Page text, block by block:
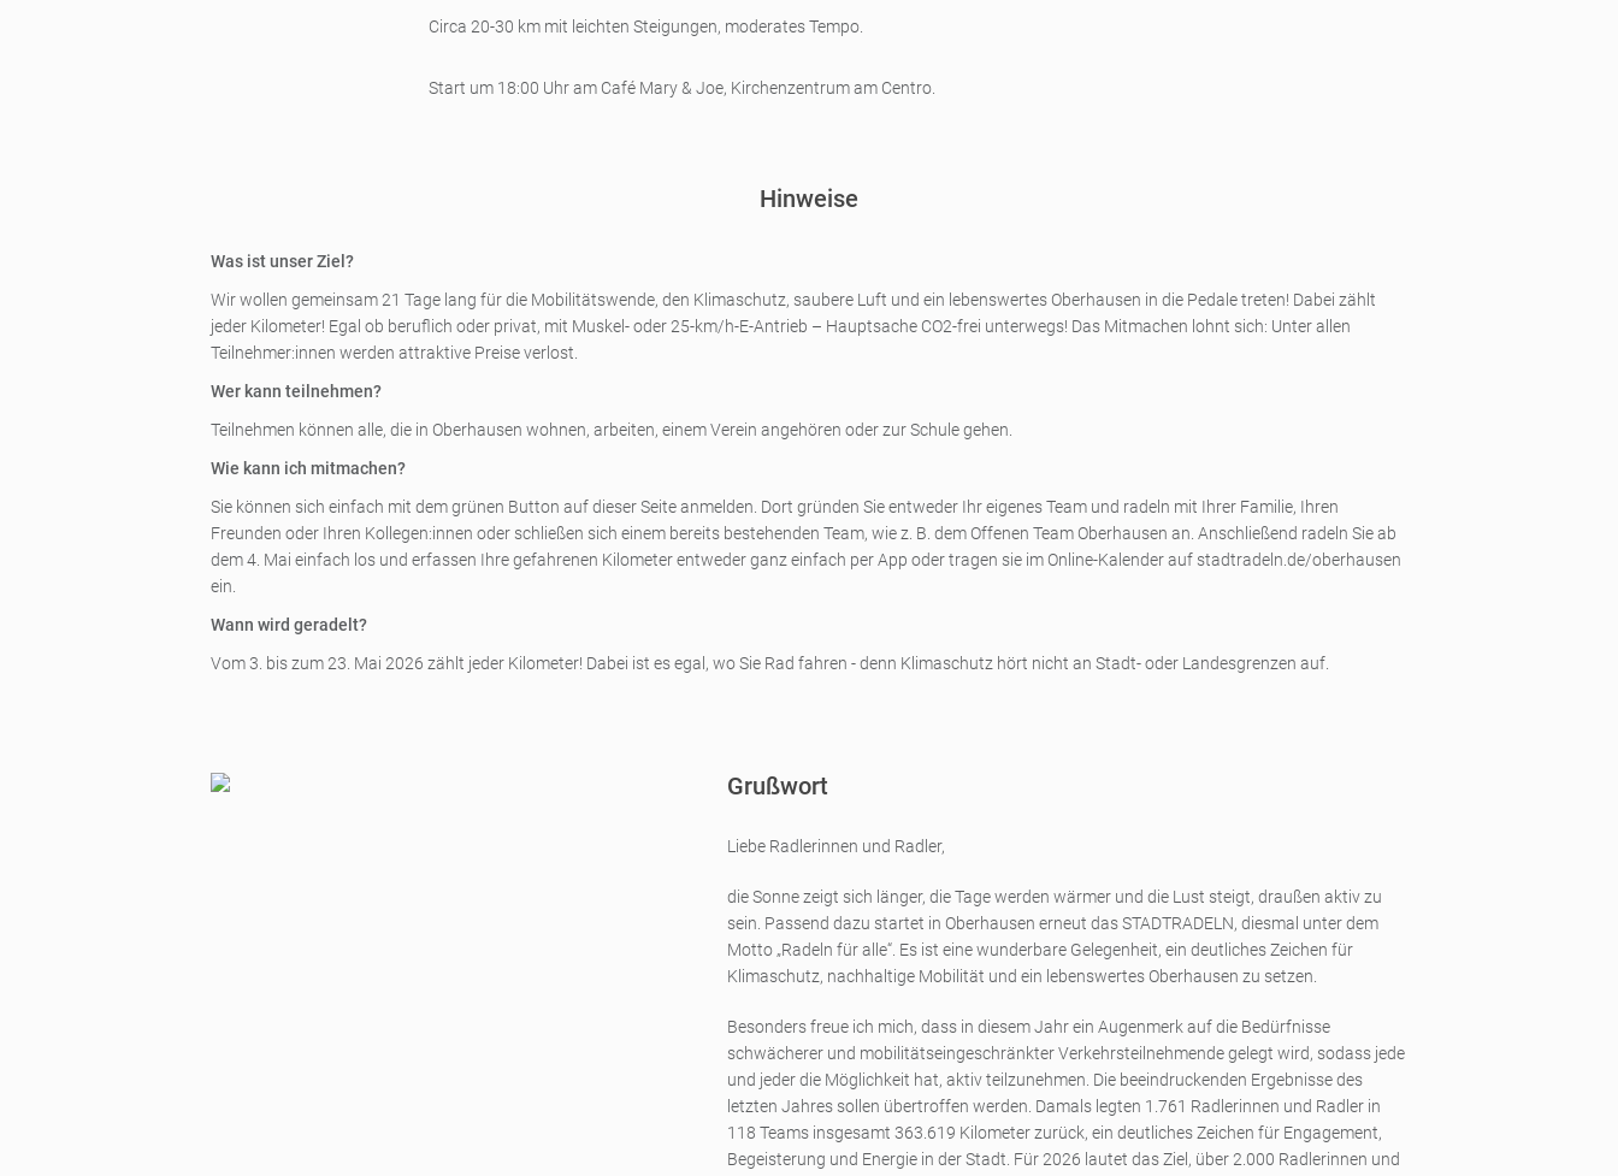
Circa 20-30 km mit leichten Steigungen, moderates Tempo.
Start um 18:00 Uhr am Café Mary & Joe, Kirchenzentrum am Centro.
Hinweise
Was ist unser Ziel?
Wir wollen gemeinsam 21 Tage lang für die Mobilitätswende, den Klimaschutz, saubere Luft und ein lebenswertes Oberhausen in die Pedale treten! Dabei zählt
jeder Kilometer! Egal ob beruflich oder privat, mit Muskel- oder 25-km/h-E-Antrieb – Hauptsache CO2-frei unterwegs! Das Mitmachen lohnt sich: Unter allen
Teilnehmer:innen werden attraktive Preise verlost.
Wer kann teilnehmen?
Teilnehmen können alle, die in Oberhausen wohnen, arbeiten, einem Verein angehören oder zur Schule gehen.
Wie kann ich mitmachen?
Sie können sich einfach mit dem grünen Button auf dieser Seite anmelden. Dort gründen Sie entweder Ihr eigenes Team und radeln mit Ihrer Familie, Ihren
Freunden oder Ihren Kollegen:innen oder schließen sich einem bereits bestehenden Team, wie z. B. dem Offenen Team Oberhausen an. Anschließend radeln Sie ab
dem 4. Mai einfach los und erfassen Ihre gefahrenen Kilometer entweder ganz einfach per App oder tragen sie im Online-Kalender auf stadtradeln.de/oberhausen
ein.
Wann wird geradelt?
Vom 3. bis zum 23. Mai 2026 zählt jeder Kilometer! Dabei ist es egal, wo Sie Rad fahren - denn Klimaschutz hört nicht an Stadt- oder Landesgrenzen auf.
Grußwort
Liebe Radlerinnen und Radler,
die Sonne zeigt sich länger, die Tage werden wärmer und die Lust steigt, draußen aktiv zu
sein. Passend dazu startet in Oberhausen erneut das STADTRADELN, diesmal unter dem
Motto „Radeln für alle“. Es ist eine wunderbare Gelegenheit, ein deutliches Zeichen für
Klimaschutz, nachhaltige Mobilität und ein lebenswertes Oberhausen zu setzen.
Besonders freue ich mich, dass in diesem Jahr ein Augenmerk auf die Bedürfnisse
schwächerer und mobilitätseingeschränkter Verkehrsteilnehmende gelegt wird, sodass jede
und jeder die Möglichkeit hat, aktiv teilzunehmen. Die beeindruckenden Ergebnisse des
letzten Jahres sollen übertroffen werden. Damals legten 1.761 Radlerinnen und Radler in
118 Teams insgesamt 363.619 Kilometer zurück, ein deutliches Zeichen für Engagement,
Begeisterung und Energie in der Stadt. Für 2026 lautet das Ziel, über 2.000 Radlerinnen und